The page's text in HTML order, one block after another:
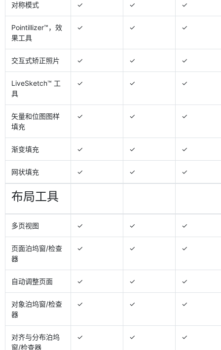
对称模式 ✓ ✓ ✓
Pointillizer™，效
果工具
✓ ✓ ✓
交互式矫正照片 ✓ ✓ ✓
LiveSketch™ 工
具
✓ ✓ ✓
矢量和位图图样
填充
✓ ✓ ✓
渐变填充 ✓ ✓ ✓
网状填充 ✓ ✓ ✓
布局工具
多页视图 ✓ ✓ ✓
页面泊坞窗/检查
器
✓ ✓ ✓
自动调整页面 ✓ ✓ ✓
对象泊坞窗/检查
器
✓ ✓ ✓
对齐与分布泊坞
窗/检查器
✓ ✓ ✓